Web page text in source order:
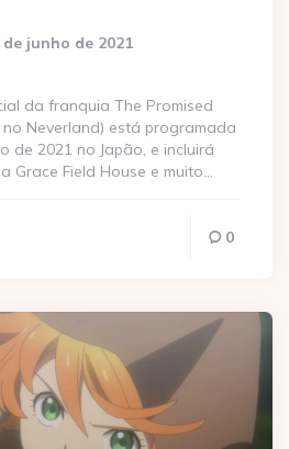
de junho de 2021
da franquia The Promised
Neverland) está programada
de 2021 no Japão, e incluirá
Grace Field House e muito…
0